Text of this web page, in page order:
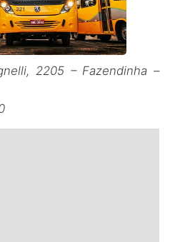
os direitos reservados.
2205 – Fazendinha –